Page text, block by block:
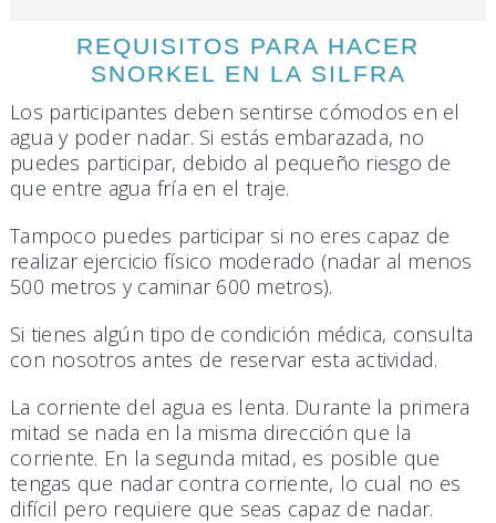
REQUISITOS PARA HACER
SNORKEL EN LA SILFRA
Los participantes deben sentirse cómodos en el
agua y poder nadar. Si estás embarazada, no
puedes participar, debido al pequeño riesgo de
que entre agua fría en el traje.
Tampoco puedes participar si no eres capaz de
realizar ejercicio físico moderado (nadar al menos
500 metros y caminar 600 metros).
Si tienes algún tipo de condición médica, consulta
con nosotros antes de reservar esta actividad.
La corriente del agua es lenta. Durante la primera
mitad se nada en la misma dirección que la
corriente. En la segunda mitad, es posible que
tengas que nadar contra corriente, lo cual no es
difícil pero requiere que seas capaz de nadar.